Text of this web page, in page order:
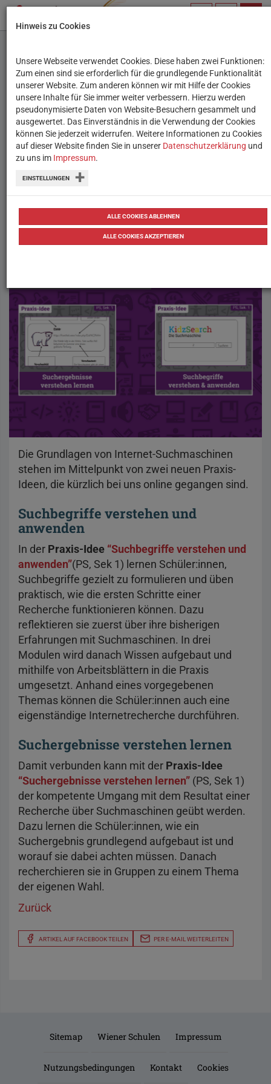
Zwei neue Praxis-Ideen
zu Suchmaschinen und -
begriffen
Die Schüler:innen lernen, Suchbegriffe
zu formulieren und praktisch
anzuwenden - sowie die
Suchergebnisse richtig zu erkennen und
ihren Aufbau zu verstehen
04.11.2025 Tipps
Die Grundlagen von Internet-Suchmaschinen
stehen im Mittelpunkt von zwei neuen Praxis-
Ideen, die kürzlich bei uns online gegangen sind.
Suchbegriffe verstehen und
anwenden
In der Praxis-Idee “Suchbegriffe verstehen und
anwenden”(PS, Sek 1) lernen Schüler:innen,
Suchbegriffe gezielt zu formulieren und üben
praktisch, wie die ersten Schritte einer
Recherche funktionieren können. Dazu
reflektieren sie zuerst über ihre bisherigen
Erfahrungen mit Suchmaschinen. In drei
Modulen wird danach Wissen aufgebaut und
mithilfe von Arbeitsblättern in die Praxis
umgesetzt. Anhand eines vorgegebenen
Themas können die Schüler:innen auch eine
eigenständige Internetrecherche durchführen.
Suchergebnisse verstehen lernen
Damit verbunden kann mit der Praxis-Idee
“Suchergebnisse verstehen lernen” (PS, Sek 1)
der kompetente Umgang mit dem Resultat einer
Recherche über Suchmaschinen geübt werden.
Dazu lernen die Schüler:innen, wie ein
Suchergebnis grundlegend aufgebaut ist und
worauf sie dabei achten müssen. Danach
recherchieren sie in Gruppen zu einem Thema
der eigenen Wahl.
Zurück
ARTIKEL AUF FACEBOOK TEILEN PER E-MAIL WEITERLEITEN
Sitemap Wiener Schulen Impressum
Nutzungsbedingungen Kontakt Cookies
Hinweis zu Cookies
Unsere Webseite verwendet Cookies. Diese haben zwei Funktionen:
Zum einen sind sie erforderlich für die grundlegende Funktionalität
unserer Website. Zum anderen können wir mit Hilfe der Cookies
unsere Inhalte für Sie immer weiter verbessern. Hierzu werden
pseudonymisierte Daten von Website-Besuchern gesammelt und
ausgewertet. Das Einverständnis in die Verwendung der Cookies
können Sie jederzeit widerrufen. Weitere Informationen zu Cookies
auf dieser Website finden Sie in unserer Datenschutzerklärung und
zu uns im Impressum.
EINSTELLUNGEN
ALLE COOKIES ABLEHNEN
ALLE COOKIES AKZEPTIEREN